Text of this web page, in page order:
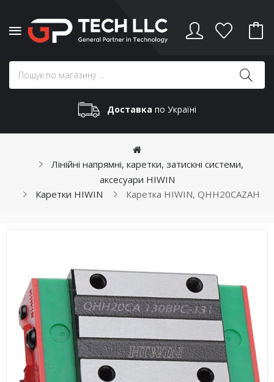
Доставка по Україні
Лінійні напрямні, каретки, затискні системи,
аксесуари HIWIN
Каретки HIWIN
Каретка HIWIN, QHH20CAZAH